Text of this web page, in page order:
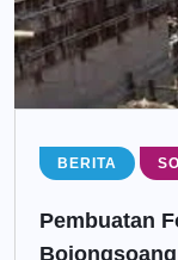
BERITA
Pembuatan